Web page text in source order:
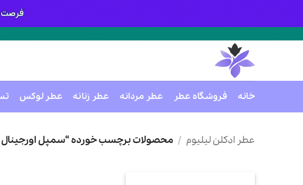
خانه فروشگاه عطر عطر مردانه عطر زنانه عطر لوکس
عطر ادکلن لیلیوم / محصولات برچسب خورده “سمپل اورجینال